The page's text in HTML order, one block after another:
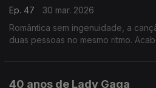
Ep. 47
30 mar. 2026
Romântica sem ingenuidade, a
duas pessoas no mesmo ritmo.
40 anos de Lady Gaga